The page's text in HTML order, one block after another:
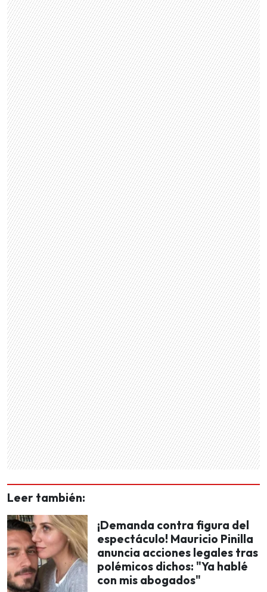
Leer también:
¡Demanda contra figura del
espectáculo! Mauricio Pinilla
anuncia acciones legales tras
polémicos dichos: "Ya hablé
con mis abogados"